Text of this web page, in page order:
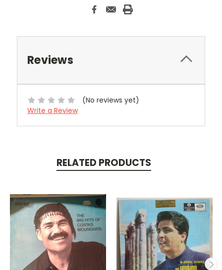
Reviews
(No reviews yet)
Write a Review
RELATED PRODUCTS